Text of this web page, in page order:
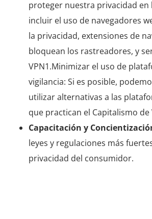
proteger nuestra privacidad en
incluir el uso de navegadores
la privacidad, extensiones de
bloquean los rastreadores, y
VPN1.Minimizar el uso de
vigilancia: Si es posible,
utilizar alternativas a las
que practican el Capitalismo de
Capacitación y
leyes y regulaciones más
privacidad del consumidor.